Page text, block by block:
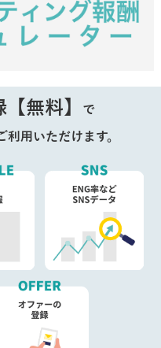
無料】 で
利用いただけます。